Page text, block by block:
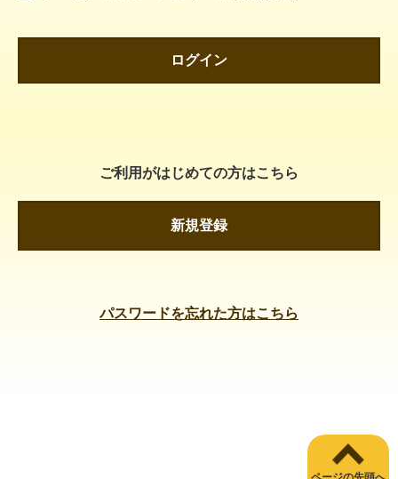
ログイン
ご利用がはじめての方はこちら
新規登録
パスワードを忘れた方はこちら